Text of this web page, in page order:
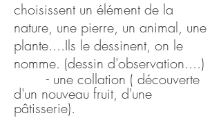
choisissent un élément de la
nature, une pierre, un animal, une
plante....Ils le dessinent, on le
nomme. (dessin d'observation....)
- une collation ( découverte
d'un nouveau fruit, d'une
pâtisserie).